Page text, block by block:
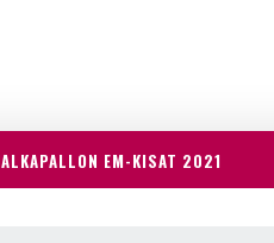
EM-KISAT 2021